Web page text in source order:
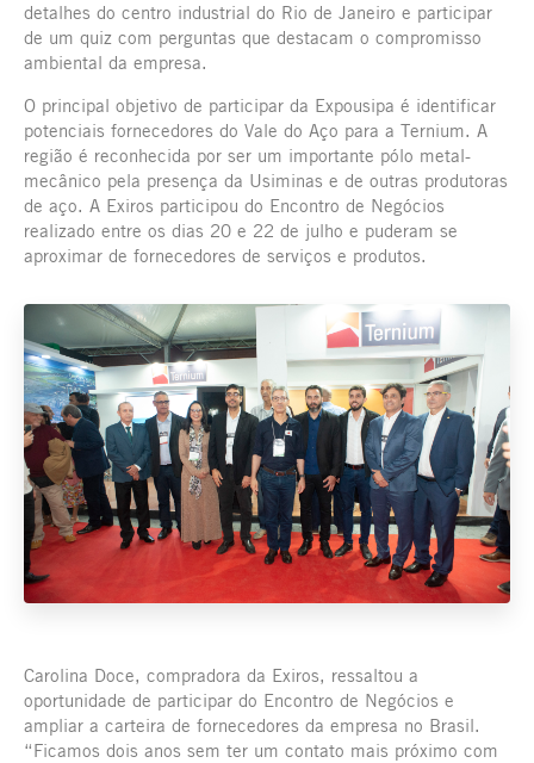
detalhes do centro industrial do Rio de Janeiro e participar
de um quiz com perguntas que destacam o compromisso
ambiental da empresa.
O principal objetivo de participar da Expousipa é identificar
potenciais fornecedores do Vale do Aço para a Ternium. A
região é reconhecida por ser um importante pólo metal-
mecânico pela presença da Usiminas e de outras produtoras
de aço. A Exiros participou do Encontro de Negócios
realizado entre os dias 20 e 22 de julho e puderam se
aproximar de fornecedores de serviços e produtos.
Carolina Doce, compradora da Exiros, ressaltou a
oportunidade de participar do Encontro de Negócios e
ampliar a carteira de fornecedores da empresa no Brasil.
“Ficamos dois anos sem ter um contato mais próximo com